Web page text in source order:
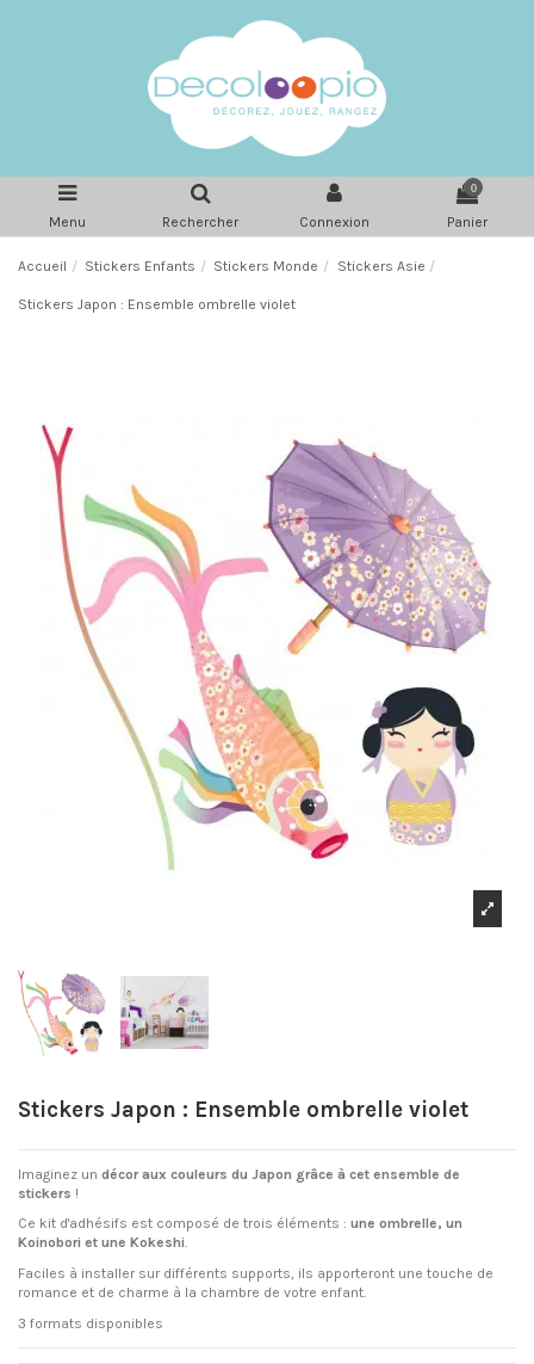
Menu Rechercher Connexion
0
Panier
Accueil Stickers Enfants Stickers Monde Stickers Asie
Stickers Japon : Ensemble ombrelle violet
Stickers Japon : Ensemble ombrelle violet
Imaginez un décor aux couleurs du Japon grâce à cet ensemble de
stickers !
Ce kit d'adhésifs est composé de trois éléments : une ombrelle, un
Koinobori et une Kokeshi.
Faciles à installer sur différents supports, ils apporteront une touche de
romance et de charme à la chambre de votre enfant.
3 formats disponibles